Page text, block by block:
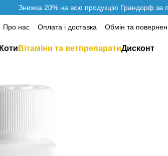
Знижка 20% на всю продукцію Грандорф за
Про нас Оплата і доставка
Обмін та
Коти Вітаміни та ветпрепаратиДисконт